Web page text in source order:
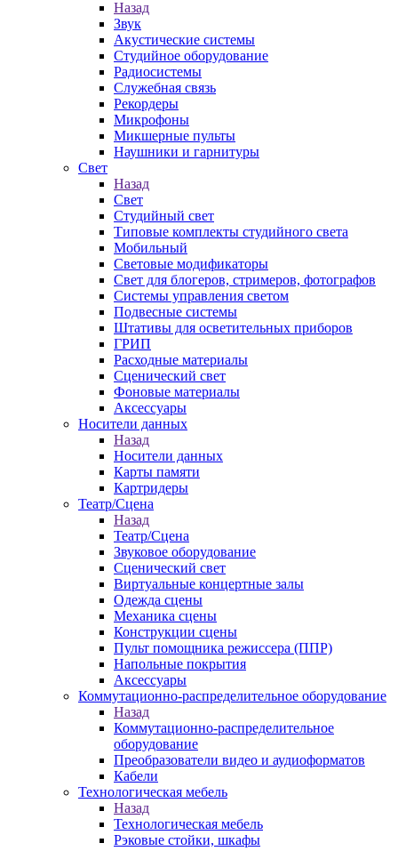
Назад
Звук
Акустические системы
Студийное оборудование
Радиосистемы
Служебная связь
Рекордеры
Микрофоны
Микшерные пульты
Наушники и гарнитуры
Свет
Назад
Свет
Студийный свет
Типовые комплекты студийного света
Мобильный
Световые модификаторы
Свет для блогеров, стримеров, фотографов
Системы управления светом
Подвесные системы
Штативы для осветительных приборов
ГРИП
Расходные материалы
Сценический свет
Фоновые материалы
Аксессуары
Носители данных
Назад
Носители данных
Карты памяти
Картридеры
Театр/Сцена
Назад
Театр/Сцена
Звуковое оборудование
Сценический свет
Виртуальные концертные залы
Одежда сцены
Механика сцены
Конструкции сцены
Пульт помощника режиссера (ППР)
Напольные покрытия
Аксессуары
Коммутационно-распределительное оборудование
Назад
Коммутационно-распределительное
оборудование
Преобразователи видео и аудиоформатов
Кабели
Технологическая мебель
Назад
Технологическая мебель
Рэковые стойки, шкафы